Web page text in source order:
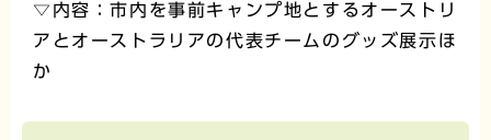
▽内容：市内を事前キャンプ地とするオーストリ
アとオーストラリアの代表チームのグッズ展示ほ
か